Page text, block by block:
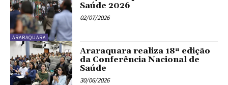
ARARAQUARA
Saúde 2026
02/07/2026
Araraquara realiza 18ª edição
da Conferência Nacional de
Saúde
30/06/2026